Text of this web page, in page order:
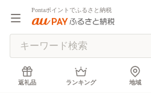
Pontaポイントでふるさと納税
返礼品 ランキング 地域